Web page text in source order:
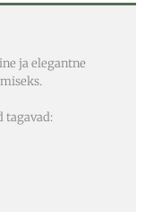
ja elegantne
tagavad: